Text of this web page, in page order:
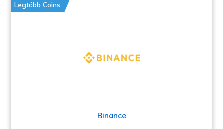
Legtöbb Coins
Binance